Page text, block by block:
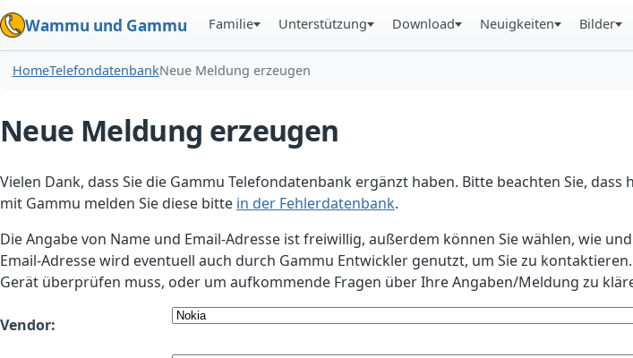
Wammu und Gammu Familie Unterstützung Download Neuigkeiten Bilder
HomeTelefondatenbankNeue Meldung erzeugen
Neue Meldung erzeugen
Vielen Dank, dass Sie die Gammu Telefondatenbank ergänzt haben. Bitte beachten Sie,
mit Gammu melden Sie diese bitte in der Fehlerdatenbank.
Die Angabe von Name und Email-Adresse ist freiwillig, außerdem können Sie wählen, wie
Email-Adresse wird eventuell auch durch Gammu Entwickler genutzt, um Sie zu
Gerät überprüfen muss, oder um aufkommende Fragen über Ihre Angaben/Meldung zu
Vendor: